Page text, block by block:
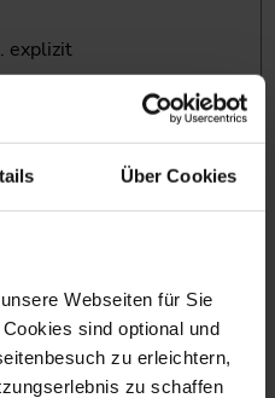
Über Cookies
Webseiten für Sie
sind optional und
zu erleichtern,
zu schaffen
explizit
entlang einer
Formate
Industry Foundation